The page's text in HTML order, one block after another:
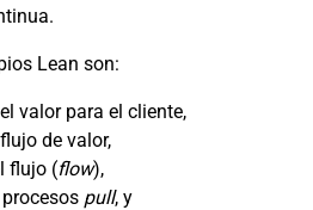
Lean son:
valor para el cliente,
de valor,
flujo (flow),
pull, y